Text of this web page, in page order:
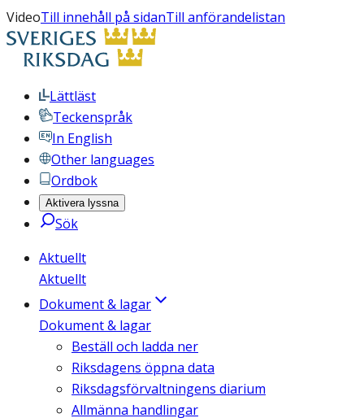
VideoTill innehåll på sidanTill anförandelistan
Lättläst
Teckenspråk
In English
Other languages
Ordbok
Aktivera lyssna
Sök
Aktuellt
Aktuellt
Dokument & lagar
Dokument & lagar
Beställ och ladda ner
Riksdagens öppna data
Riksdagsförvaltningens diarium
Allmänna handlingar